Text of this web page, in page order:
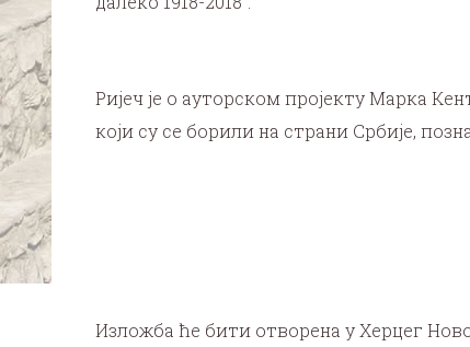
Ријеч је о ауторском пројекту Марка
који су се борили на страни Србије,
Изложба ће бити отворена у Херцег